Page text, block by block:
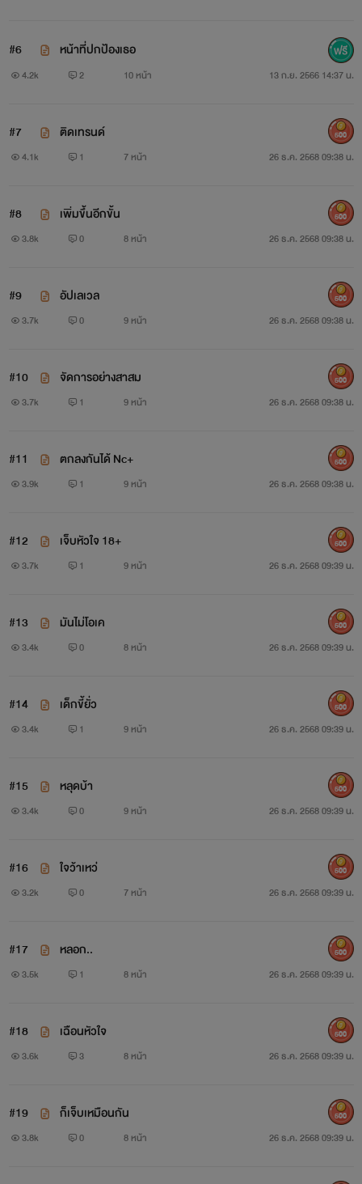
#6 หน้าที่ปกป้องเธอ
4.2k 2 10 หน้า 13 ก.ย. 2566 14:37 น.
#7 ติดเทรนด์
4.1k 1 7 หน้า 26 ธ.ค. 2568 09:38 น.
500
#8 เพิ่มขึ้นอีกขั้น
3.8k 0 8 หน้า 26 ธ.ค. 2568 09:38 น.
500
#9 อัปเลเวล
3.7k 0 9 หน้า 26 ธ.ค. 2568 09:38 น.
500
#10 จัดการอย่างสาสม
3.7k 1 9 หน้า 26 ธ.ค. 2568 09:38 น.
500
#11 ตกลงกันได้ Nc+
3.9k 1 9 หน้า 26 ธ.ค. 2568 09:38 น.
500
#12 เจ็บหัวใจ 18+
3.7k 1 9 หน้า 26 ธ.ค. 2568 09:39 น.
500
#13 มันไม่โอเค
3.4k 0 8 หน้า 26 ธ.ค. 2568 09:39 น.
500
#14 เด็กขี้ยั่ว
3.4k 1 9 หน้า 26 ธ.ค. 2568 09:39 น.
500
#15 หลุดบ้า
3.4k 0 9 หน้า 26 ธ.ค. 2568 09:39 น.
500
#16 ใจว้าเหว่
3.2k 0 7 หน้า 26 ธ.ค. 2568 09:39 น.
500
#17 หลอก..
3.5k 1 8 หน้า 26 ธ.ค. 2568 09:39 น.
500
#18 เฉือนหัวใจ
3.6k 3 8 หน้า 26 ธ.ค. 2568 09:39 น.
500
#19 ก็เจ็บเหมือนกัน
3.8k 0 8 หน้า 26 ธ.ค. 2568 09:39 น.
500